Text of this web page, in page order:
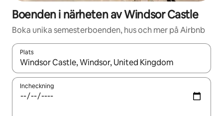
Boenden i närheten av Windsor Castle
Boka unika semesterboenden, hus och mer på Airbnb
Plats
När resultaten är tillgängliga kan du navigera med upp- och
Incheckning